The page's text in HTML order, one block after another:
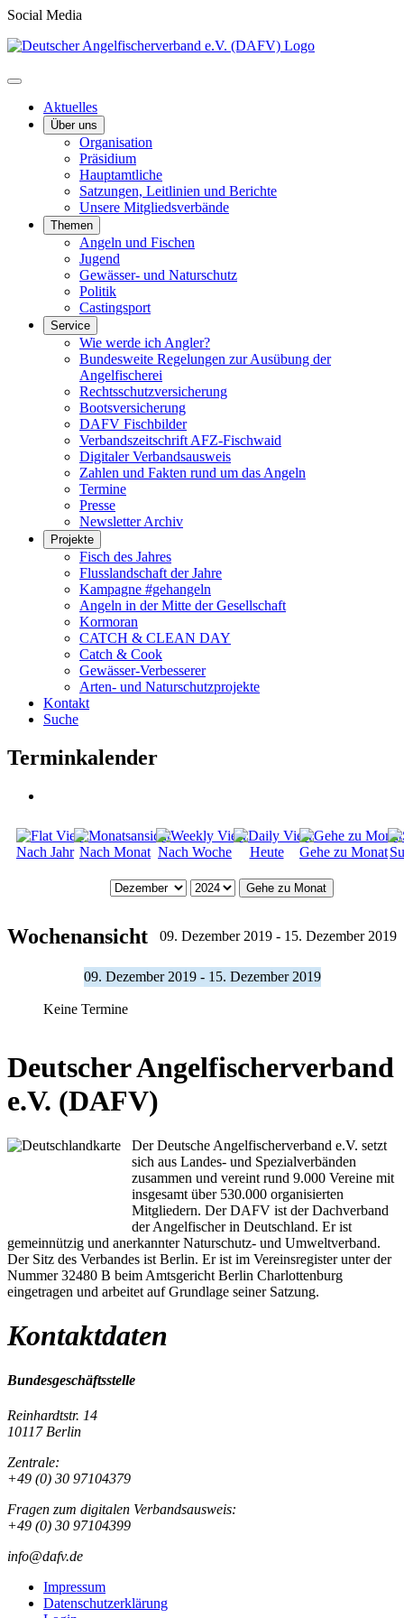
Social Media
Aktuelles
Über uns
Organisation
Präsidium
Hauptamtliche
Satzungen, Leitlinien und Berichte
Unsere Mitgliedsverbände
Themen
Angeln und Fischen
Jugend
Gewässer- und Naturschutz
Politik
Castingsport
Service
Wie werde ich Angler?
Bundesweite Regelungen zur Ausübung der
Angelfischerei
Rechtsschutzversicherung
Bootsversicherung
DAFV Fischbilder
Verbandszeitschrift AFZ-Fischwaid
Digitaler Verbandsausweis
Zahlen und Fakten rund um das Angeln
Termine
Presse
Newsletter Archiv
Projekte
Fisch des Jahres
Flusslandschaft der Jahre
Kampagne #gehangeln
Angeln in der Mitte der Gesellschaft
Kormoran
CATCH & CLEAN DAY
Catch & Cook
Gewässer-Verbesserer
Arten- und Naturschutzprojekte
Kontakt
Suche
Terminkalender
Nach Jahr Nach Monat Nach Woche Heute Gehe zu Monat
Gehe zu Monat
Wochenansicht 09. Dezember 2019 - 15. Dezember 2019
09. Dezember 2019 - 15. Dezember 2019
Keine Termine
Deutscher Angelfischerverband
e.V. (DAFV)
Der Deutsche Angelfischerverband e.V. setzt
sich aus Landes- und Spezialverbänden
zusammen und vereint rund 9.000 Vereine mit
insgesamt über 530.000 organisierten
Mitgliedern. Der DAFV ist der Dachverband
der Angelfischer in Deutschland. Er ist
gemeinnützig und anerkannter Naturschutz- und Umweltverband.
Der Sitz des Verbandes ist Berlin. Er ist im Vereinsregister unter der
Nummer 32480 B beim Amtsgericht Berlin Charlottenburg
eingetragen und arbeitet auf Grundlage seiner Satzung.
Kontaktdaten
Bundesgeschäftsstelle
Reinhardtstr. 14
10117 Berlin
Zentrale:
+49 (0) 30 97104379
Fragen zum digitalen Verbandsausweis:
+49 (0) 30 97104399
info@dafv.de
Impressum
Datenschutzerklärung